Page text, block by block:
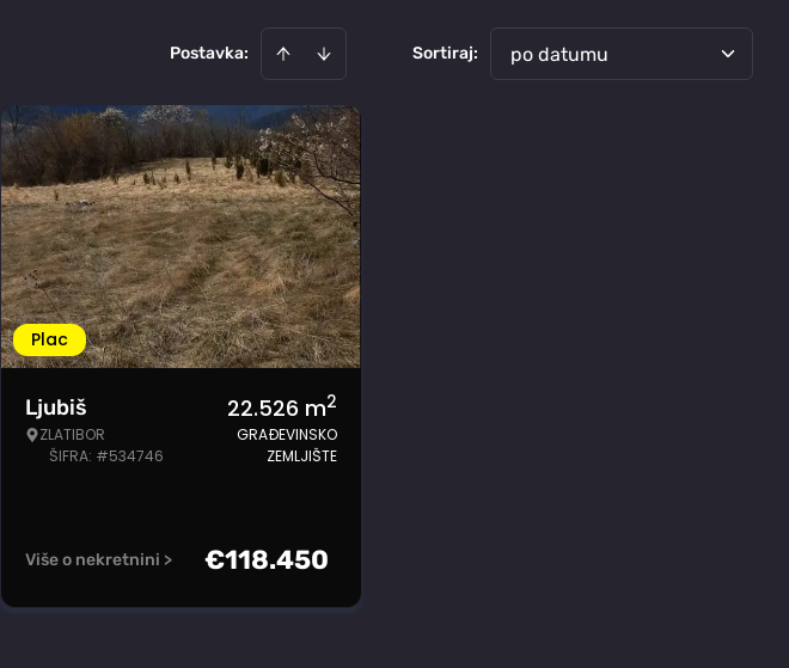
Postavka: Sortiraj: po datumu
Plac
Ljubiš
ZLATIBOR
ŠIFRA: #534746
22.526 m2
GRAĐEVINSKO
ZEMLJIŠTE
Više o nekretnini > €118.450